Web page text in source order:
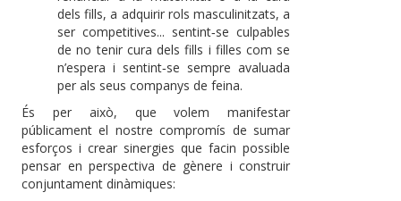
dels fills, a adquirir rols masculinitzats, a
ser competitives... sentint‐se culpables
de no tenir cura dels fills i filles com se
n’espera i sentint‐se sempre avaluada
per als seus companys de feina.
És per això, que volem manifestar
públicament el nostre compromís de sumar
esforços i crear sinergies que facin possible
pensar en perspectiva de gènere i construir
conjuntament dinàmiques: